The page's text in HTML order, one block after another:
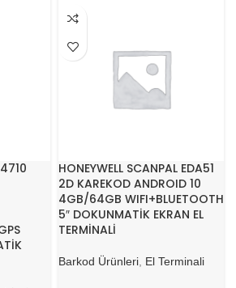
HONEYWELL SCANPAL EDA51
2D KAREKOD ANDROID 10
4GB/64GB WIFI+BLUETOOTH
5″ DOKUNMATİK EKRAN EL
TERMİNALİ
Barkod Ürünleri El Terminali